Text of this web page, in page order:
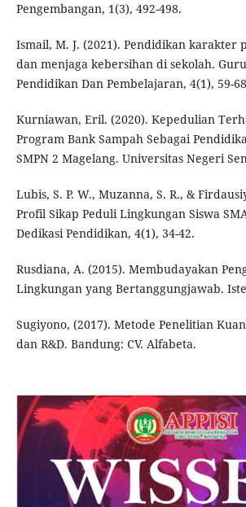
Pengembangan, 1(3), 492-498.
Ismail, M. J. (2021). Pendidikan karakter
dan menjaga kebersihan di sekolah.
Pendidikan Dan Pembelajaran, 4(1), 59-
Kurniawan, Eril. (2020). Kepedulian
Program Bank Sampah Sebagai
SMPN 2 Magelang. Universitas Negeri
Lubis, S. P. W., Muzanna, S. R., &
Profil Sikap Peduli Lingkungan Siswa
Dedikasi Pendidikan, 4(1), 34-42.
Rusdiana, A. (2015). Membudayakan
Lingkungan yang Bertanggungjawab.
Sugiyono, (2017). Metode Penelitian
dan R&D. Bandung: CV. Alfabeta.